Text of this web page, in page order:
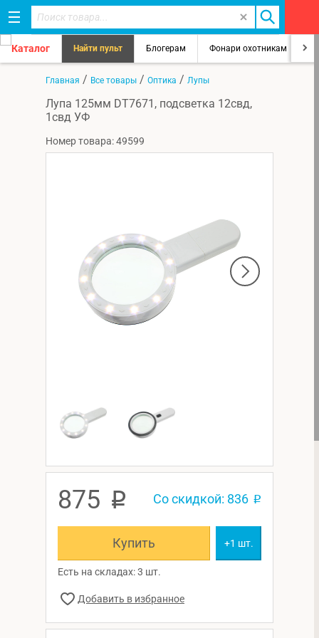
Каталог Найти пульт Блогерам Фонари охотникам
Главная / Все товары / Оптика / Лупы
Лупа 125мм DT7671, подсветка 12свд,
1свд УФ
Номер товара: 49599
875 p Со скидкой: 836 p
Купить +1 шт.
Есть на складах: 3 шт.